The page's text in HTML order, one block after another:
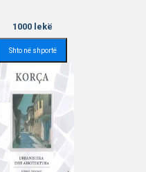
1000 lekë
Shto në shportë